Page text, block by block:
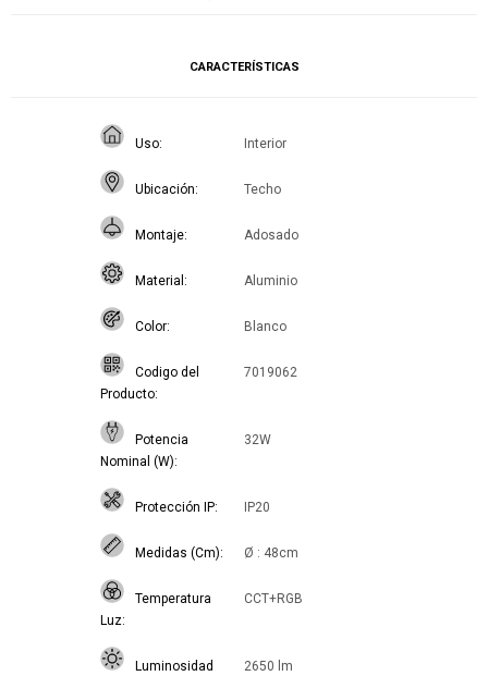
CARACTERÍSTICAS
Uso Interior
Ubicación Techo
Montaje Adosado
Material Aluminio
Color Blanco
Codigo del
Producto
7019062
Potencia
Nominal (W)
32W
Protección IP IP20
Medidas (Cm) Ø : 48cm
Temperatura
Luz
CCT+RGB
Luminosidad
2650 lm